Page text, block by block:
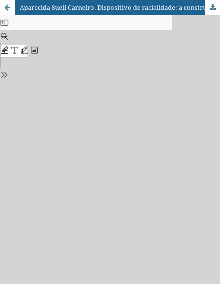
Aparecida Sueli Carneiro. Dispositivo de racialidade: a construção do outro como não ser como fundamento do ser